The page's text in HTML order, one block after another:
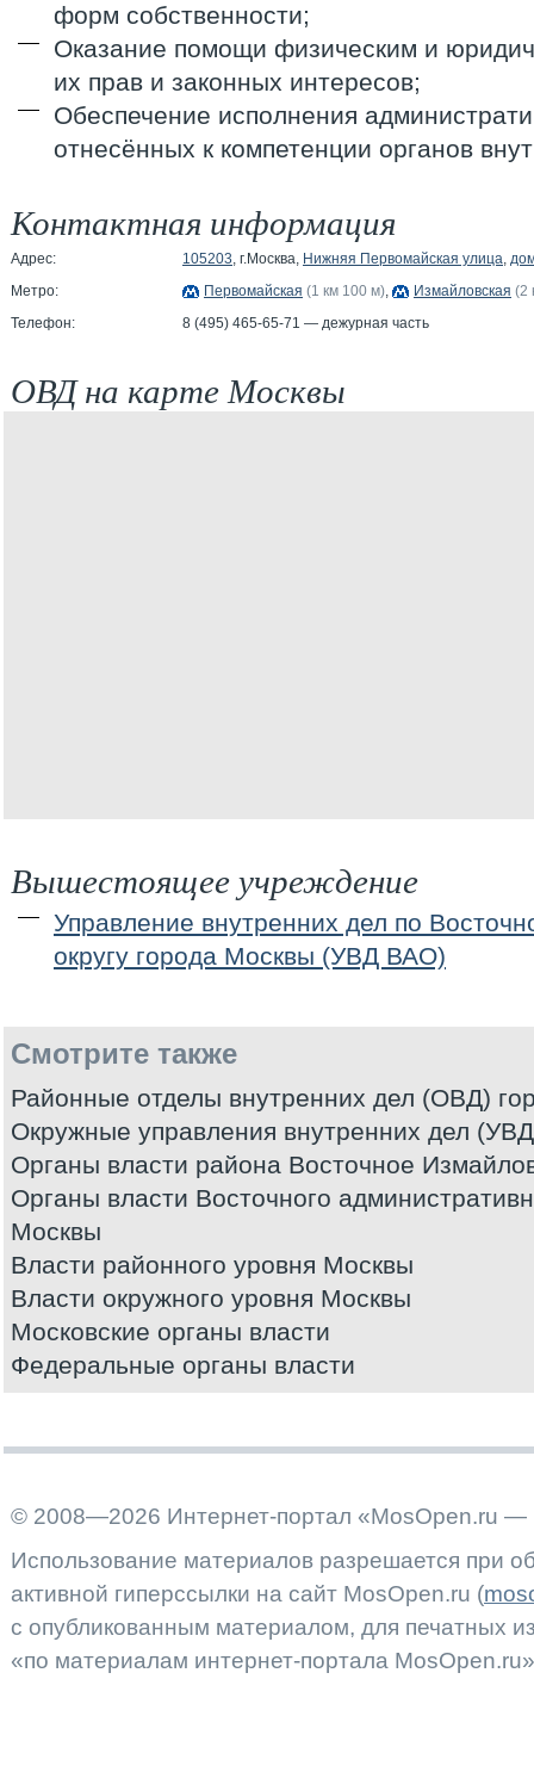
форм собственности;
Оказание помощи физическим и
их прав и законных интересов;
Обеспечение исполнения
отнесённых к компетенции органов
Контактная информация
Адрес: 105203, г.Москва, Нижняя Первомайская улица,
Метро:
Первомайская (1 км 100 м), Измайловская (2
Телефон:
8 (495) 465-65-71 — дежурная часть
ОВД на карте Москвы
Вышестоящее учреждение
Управление внутренних дел по
округу города Москвы (УВД ВАО)
Смотрите также
Районные отделы внутренних дел (ОВД)
Окружные управления внутренних дел
Органы власти района Восточное
Органы власти Восточного
Москвы
Власти районного уровня Москвы
Власти окружного уровня Москвы
Московские органы власти
Федеральные органы власти
© 2008—2026 Интернет-портал «MosOpen.ru —
Использование материалов разрешается при
активной гиперссылки на сайт MosOpen.ru (
с опубликованным материалом, для печатных
«по материалам интернет-портала